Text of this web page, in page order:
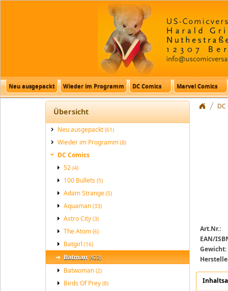
Neu ausgepackt Wieder im Programm DC Comics Marvel Comics
Übersicht
Neu ausgepackt (61)
Wieder im Programm (8)
DC Comics
52 (4)
100 Bullets (5)
Adam Strange (5)
Aquaman (33)
Astro City (3)
The Atom (6)
Batgirl (16)
Batman (422)
Batwoman (2)
Birds Of Prey (8)
DC
Batman:
Art.Nr.:
EAN/
Gewicht: